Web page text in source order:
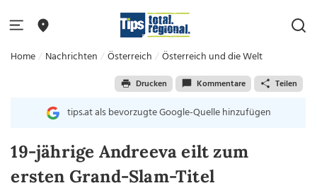
Home Nachrichten Österreich Österreich und die Welt
Drucken Kommentare Teilen
tips.at als bevorzugte Google-Quelle hinzufügen
19-jährige Andreeva eilt zum
ersten Grand-Slam-Titel